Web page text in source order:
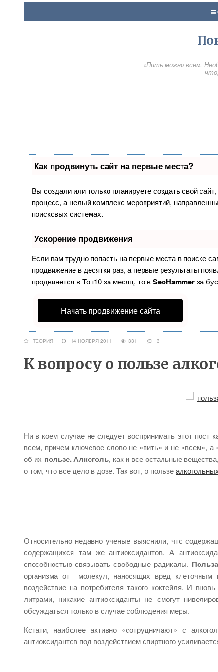
«Пить можно всем,
Как продвинуть сайт на первые места?
Вы создали или только планируете создать свой
процесс, а целый комплекс мероприятий,
поисковых системах.
Ускорение продвижения
Если вам трудно попасть на первые места в поиске
продвижение в десятки раз, а первые результаты
продвинется в Топ10 за месяц, то вSeoHammerза
Начать продвижение сайта
ТЕОРИЯ 14 НОЯБРЯ 2011 331 3
К вопросу о пользе
Ни в коем случае не следует воспринимать этот пост
всем, причем ключевое слово не «пить» и не «всем»,
об их пользе. Алкоголь, как и все остальные
о том, что все дело в дозе. Так вот, о пользе
Относительно недавно ученые выяснили, что
содержащихся там же антиоксидантов. А
способностью связывать свободные радикалы.
организма от молекул, наносящих вред
воздействие на потребителя такого коктейля. И
литрами, никакие антиоксиданты не смогут
обсуждаться только в случае соблюдения меры.
Кстати, наиболее активно «сотрудничают» с
антиоксидантов под воздействием спиртного